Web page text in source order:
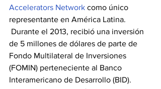
Accelerators Network como único
representante en América Latina.
de 5 millones de dólares de parte de
Fondo Multilateral de Inversiones
(FOMIN) perteneciente al Banco
Interamericano de Desarrollo (BID).